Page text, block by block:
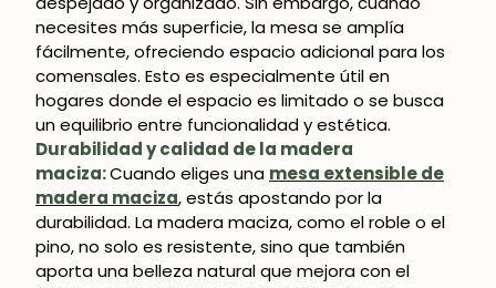
necesites más superficie, la mesa se amplía
fácilmente, ofreciendo espacio adicional para los
comensales. Esto es especialmente útil en
hogares donde el espacio es limitado o se busca
un equilibrio entre funcionalidad y estética.
Durabilidad y calidad de la madera
maciza:Cuando eliges una mesa extensible de
madera maciza, estás apostando por la
durabilidad. La madera maciza, como el roble o el
pino, no solo es resistente, sino que también
aporta una belleza natural que mejora con el